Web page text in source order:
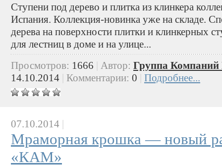
Ступени под дерево и плитка из клинкера
Испания. Коллекция-новинка уже на складе.
дерева на поверхности плитки и клинкерных
для лестниц в доме и на улице...
Просмотров: 1666 Автор: Группа Компаний
14.10.2014
Комментарии: 0 Подробнее...
07.10.2014 |
Мраморная крошка — новый
«КАМ»